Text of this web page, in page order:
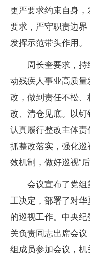
更严要求约束自身
要求，严守职责边
发挥示范带头作用。
周长奎要求，持
动残疾人事业高质
改，做到责任不松
改、清仓见底。以钉
认真履行整改主体
抓整改落实，强化
效机制，做好巡视“后
会议宣布了党组
工决定，部署了对
的巡视工作。中央
关负责同志出席会
组成员参加会议，